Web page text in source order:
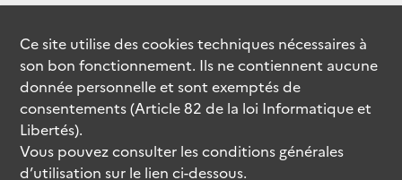
Ce site utilise descookiestechniques nécessaires à
son bon fonctionnement. Ils ne contiennent aucune
donnée personnelle et sont exemptés de
consentements (Article 82 de la loi Informatique et
Libertés).
Vous pouvez consulter les conditions générales
d’utilisation sur le lien ci-dessous.